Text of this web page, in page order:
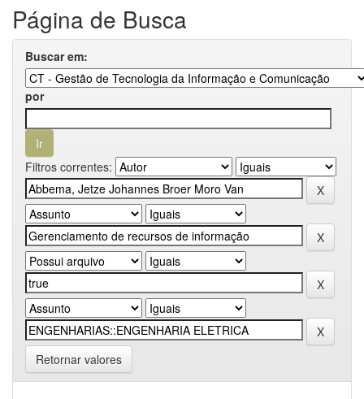
Página de Busca
Buscar em:
por
Filtros correntes:
Retornar valores